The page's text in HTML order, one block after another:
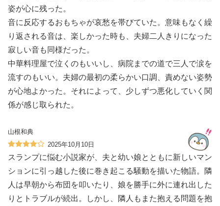
姿が心に残った。
音に反応するおもちゃが哀愁を帯びていた。意味もなく繰
り返される音は、楽しかった時も、夫婦二人きりになった
寂しい音も同様だった。
中華料理屋で泣くのもいいし、病院までの道で三人で涙を
流すのもいい。夫婦の最初の柔らかい口調、責めない姿勢
が心地よかった。それによって、少しずつ悪化していく関
係が感じ取られた。
山根和典
2025年10月10日
スランプに悩む小説家が、夫と幼い娘とともに新しいマン
ションに引っ越した後に巻き起こる騒動を描いた物語。隣
人は早朝から布団を叩いたり、娘を勝手に外に連れ出した
りとトラブルが続出。しかし、隣人もまた抱える問題を抱